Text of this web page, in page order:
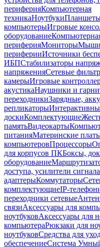
периферияКомпьютерная
техникаНоутбуки
компьютерыИгровые
оборудование
периферияМониторыМыши
периферииИсточники
ИБПСтабилизаторы
напряженияСетевые
камерыИгровые
акустикаНаушники и
переходникиЗарядные,
репликаторы
доскиКомплектующие
памятьВидеокарты
питанияМатеринские
компьютеровПроцессоры
для корпусов ПКБоксы,
оборудование
доступа, усилители сигнала
адаптерыКоммутаторы
комплектующиеIP-
переходники сетевые
связиАксессуары для
ноутбуковАксессуары для
компьютераРюкзаки для
ноутбуковСредства для
обеспечениеСистема